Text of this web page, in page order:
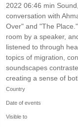
2022 06:46 min
conversation with
Over" and "The
room by a speaker,
listened to through
topics of migration,
soundscapes
creating a sense of
the pop songs are
gateway to escapism
Country
Date of events
Visible to